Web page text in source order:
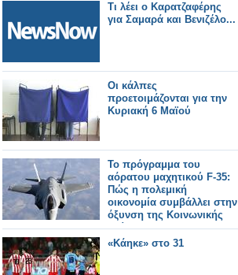
Τι λέει ο Καρατζαφέρης
για Σαμαρά και Βενιζέλο...
Οι κάλπες
προετοιμάζονται για την
Κυριακή 6 Μαϊού
Το πρόγραμμα του
αόρατου μαχητικού F-35:
Πώς η πολεμική
οικονομία συμβάλλει στην
όξυνση της Κοινωνικής
Κρίσης
«Κάηκε» στο 31